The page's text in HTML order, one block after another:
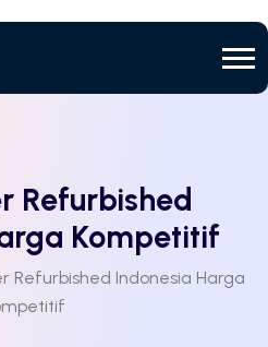
Refurbished
Kompetitif
Refurbished Indonesia Harga